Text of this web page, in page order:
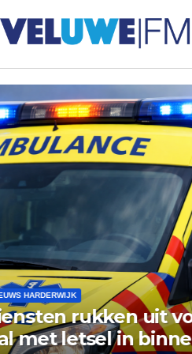
NIEUWS NIEUWS ERMELO
Gemeente
vishandel af: